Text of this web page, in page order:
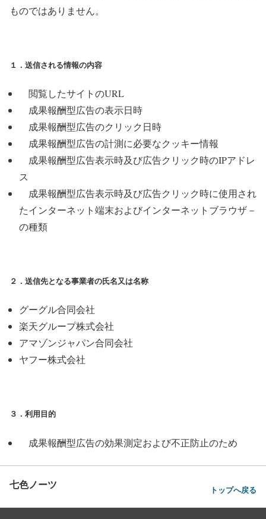
ものではありません。
１．送信される情報の内容
閲覧したサイトのURL
成果報酬型広告の表示日時
成果報酬型広告のクリック日時
成果報酬型広告の計測に必要なクッキー情報
成果報酬型広告表示時及び広告クリック時のIPアドレ
ス
成果報酬型広告表示時及び広告クリック時に使用され
たインターネット端末およびインターネットブラウザ－
の種類
２．送信先となる事業者の氏名又は名称
グーグル合同会社
楽天グループ株式会社
アマゾンジャパン合同会社
ヤフー株式会社
３．利用目的
成果報酬型広告の効果測定および不正防止のため
七色ノーツ トップへ戻る